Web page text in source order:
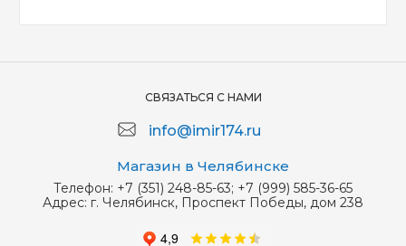
СВЯЗАТЬСЯ С НАМИ
info@imir174.ru
Магазин в Челябинске
Телефон: +7 (351) 248-85-63; +7 (999) 585-36-65
Адрес: г. Челябинск, Проспект Победы, дом 238